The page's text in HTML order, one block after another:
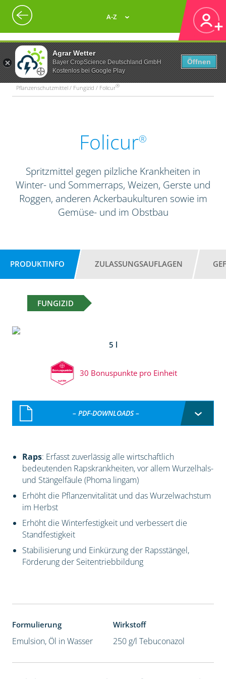
Agrar Wetter
Bayer CropScience Deutschland GmbH
Kostenlos bei Google Play
Öffnen
A-Z
Pflanzenschutzmittel / Fungizid / Folicur®
Folicur®
Spritzmittel gegen pilzliche Krankheiten in
Winter- und Sommerraps, Weizen, Gerste und
Roggen, anderen Ackerbaukulturen sowie im
Gemüse- und im Obstbau
PRODUKTINFO ZULASSUNGSAUFLAGEN
FUNGIZID
5 l
30 Bonuspunkte pro Einheit
– PDF-DOWNLOADS –
Raps: Erfasst zuverlässig alle wirtschaftlich
bedeutenden Rapskrankheiten, vor allem Wurzelhals-
und Stängelfäule (Phoma lingam)
Erhöht die Pflanzenvitalität und das Wurzelwachstum
im Herbst
Erhöht die Winterfestigkeit und verbessert die
Standfestigkeit
Stabilisierung und Einkürzung der Rapsstängel,
Förderung der Seitentriebbildung
Formulierung
Emulsion, Öl in Wasser
Wirkstoff
250 g/l Tebuconazol